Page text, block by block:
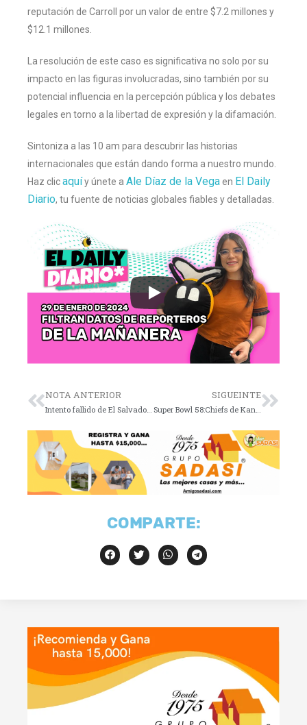
reputación de Carroll por un valor de entre $7.2 millones y
$12.1 millones.
La resolución de este caso es significativa no solo por su
impacto en las figuras involucradas, sino también por su
potencial influencia en la percepción pública y los debates
legales en torno a la libertad de expresión y la difamación.
Sintoniza a las 10 am para descubrir las historias
internacionales que están dando forma a nuestro mundo.
Haz clicaquíy únete a Ale Díaz de la Vegaen El Daily
Diario, tu fuente de noticias globales fiables y detalladas.
NOTA ANTERIOR SIGUEINTE
COMPARTE: